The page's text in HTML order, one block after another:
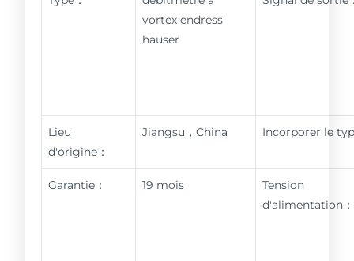
vortex endress
hauser
Lieu
d'origine：
Jiangsu，China Incorporer le
Garantie： 19 mois
Tension
d'alimentation：